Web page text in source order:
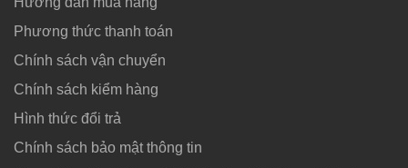
Phương thức thanh toán
Chính sách vận chuyển
Chính sách kiểm hàng
Hình thức đổi trả
Chính sách bảo mật thông tin